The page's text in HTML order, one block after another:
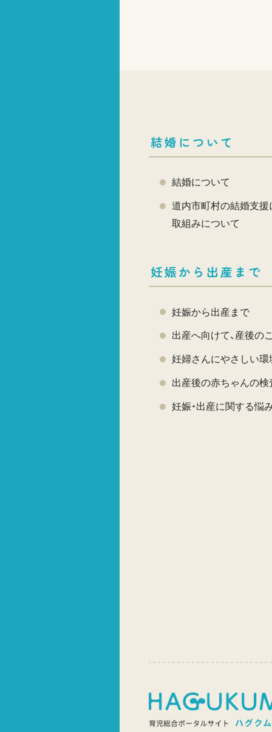
結婚について
結婚について
道内市町村の結婚支援
取組みについて
妊娠から出産まで
妊娠から出産まで
出産へ向けて、産後の
妊婦さんにやさしい環
出産後の赤ちゃんの検
妊娠・出産に関する悩